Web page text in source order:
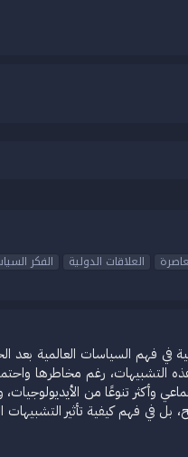
العلاقات الدولية الفكر
فهم السياسات العالمية بعد
التشبيهات، رغم مخاطرها
وأكثر تنوعًا من
بل في فهم كيفية تأثير